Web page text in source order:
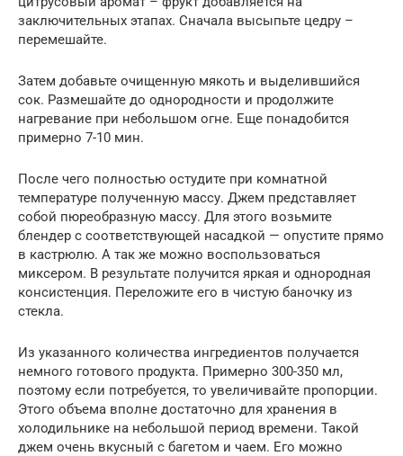
заключительных этапах. Сначала высыпьте цедру –
перемешайте.
Затем добавьте очищенную мякоть и выделившийся
сок. Размешайте до однородности и продолжите
нагревание при небольшом огне. Еще понадобится
примерно 7-10 мин.
После чего полностью остудите при комнатной
температуре полученную массу. Джем представляет
собой пюреобразную массу. Для этого возьмите
блендер с соответствующей насадкой — опустите прямо
в кастрюлю. А так же можно воспользоваться
миксером. В результате получится яркая и однородная
консистенция. Переложите его в чистую баночку из
стекла.
Из указанного количества ингредиентов получается
немного готового продукта. Примерно 300-350 мл,
поэтому если потребуется, то увеличивайте пропорции.
Этого объема вполне достаточно для хранения в
холодильнике на небольшой период времени. Такой
джем очень вкусный с багетом и чаем. Его можно